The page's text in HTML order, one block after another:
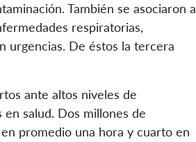
También se asociaron a
respiratorias,
urgencias. De éstos la tercera
ante altos niveles de
salud. Dos millones de
promedio una hora y cuarto en